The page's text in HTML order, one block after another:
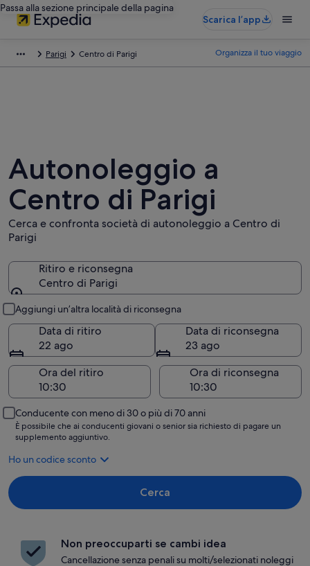
Passa alla sezione principale della pagina
Scarica l’app
Parigi Centro di Parigi Organizza il tuo viaggio
Autonoleggio a
Centro di Parigi
Cerca e confronta società di autonoleggio a Centro di
Parigi
Ritiro e riconsegna
Centro di Parigi
Aggiungi un’altra località di riconsegna
Data di ritiro
22 ago
Data di riconsegna
23 ago
Ora del ritiro
Ora di riconsegna
Conducente con meno di 30 o più di 70 anni
È possibile che ai conducenti giovani o senior sia richiesto di pagare un
supplemento aggiuntivo.
Ho un codice sconto
Cerca
Non preoccuparti se cambi idea
Cancellazione senza penali su molti/selezionati noleggi